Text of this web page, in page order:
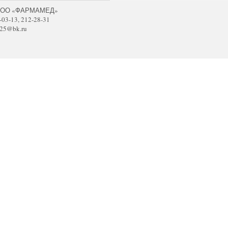
«ФАРМАМЕД»
13, 212-28-31